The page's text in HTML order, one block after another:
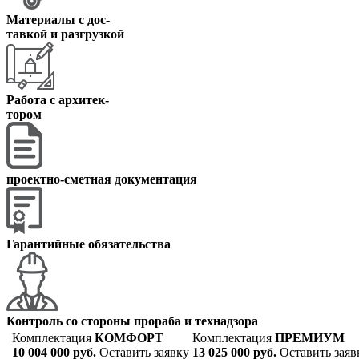
Материалы с дос-
тавкой и разгрузкой
Работа с архитек-
тором
проектно-сметная документация
Гарантийные обязательства
Контроль со стороны прораба и технадзора
Комплектация КОМФОРТ
10 004 000 руб. Оставить заявку
Комплектация ПРЕМИУМ
13 025 000 руб. Оставить